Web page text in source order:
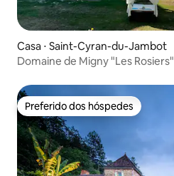
Casa ⋅ Saint-Cyran-du-Jambot
Domaine de Migny "Les Rosiers"
Preferido dos hóspedes
Preferido dos hóspedes